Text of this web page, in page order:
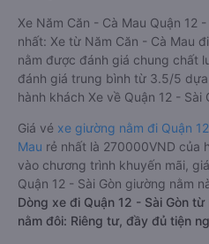
Xe Năm Căn - Cà Mau Quận 12
nhất: Xe từ Năm Căn - Cà Mau
nằm được đánh giá chung chất
đánh giá trung bình từ 3.5/5
hành khách Xe về Quận 12 - Sài
Giá vé xe giường nằm đi Quận
Mau rẻ nhất là 270000VND của
vào chương trình khuyến mãi,
Quận 12 - Sài Gòn giường nằm
Dòng xe đi Quận 12 - Sài Gòn
nằm đôi: Riêng tư, đầy đủ tiện